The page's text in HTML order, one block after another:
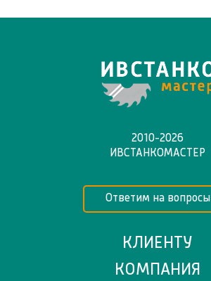
2010-2026
ИВСТАНКОМАСТЕР
Ответим на вопросы
КЛИЕНТУ
КОМПАНИЯ